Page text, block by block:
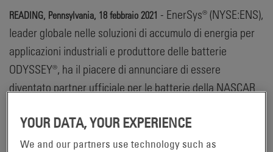
READING, Pennsylvania, 18 febbraio 2021 - EnerSys® (NYSE:ENS),
leader globale nelle soluzioni di accumulo di energia per
applicazioni industriali e produttore delle batterie
ODYSSEY®, ha il piacere di annunciare di essere
diventato partner ufficiale per le batterie della NASCAR
corse in Nord America. Nell'ambito di questo accordo
esclusivo, l'NRE alimenterà i suoi veicoli da corsa con
YOUR DATA, YOUR EXPERIENCE
We and our partners use technology such as